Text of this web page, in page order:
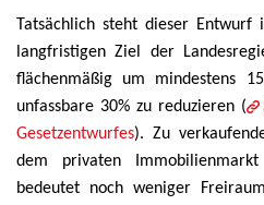
Tatsächlich steht dieser Entwurf
langfristigen Ziel der
flächenmäßig um mindestens
unfassbare 30% zu reduzieren (
Gesetzentwurfes). Zu
dem privaten
bedeutet noch weniger